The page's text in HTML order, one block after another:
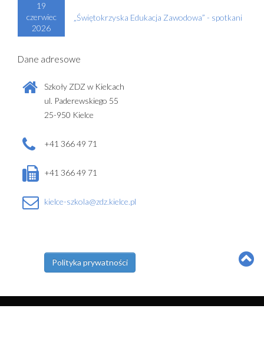
19
czerwiec
2026
„Świętokrzyska Edukacja Zawodowa” - spotkani
Dane adresowe
Szkoły ZDZ w Kielcach
ul. Paderewskiego 55
25-950 Kielce
+41 366 49 71
+41 366 49 71
kielce-szkola@zdz.kielce.pl
Polityka prywatności